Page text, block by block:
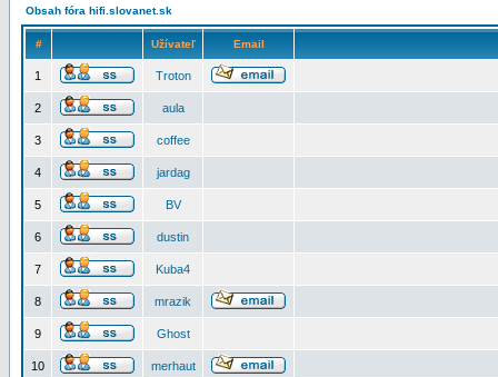
Obsah fóra hifi.slovanet.sk
# Užívateľ Email
1 Troton
2 aula
3 coffee
4 jardag
5 BV
6 dustin
7 Kuba4
8 mrazik
9 Ghost
10 merhaut